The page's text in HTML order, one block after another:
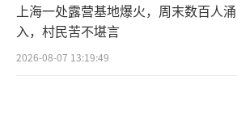
上海一处露营基地爆火，周末数百人涌
入，村民苦不堪言
2026-08-07 13:19:49